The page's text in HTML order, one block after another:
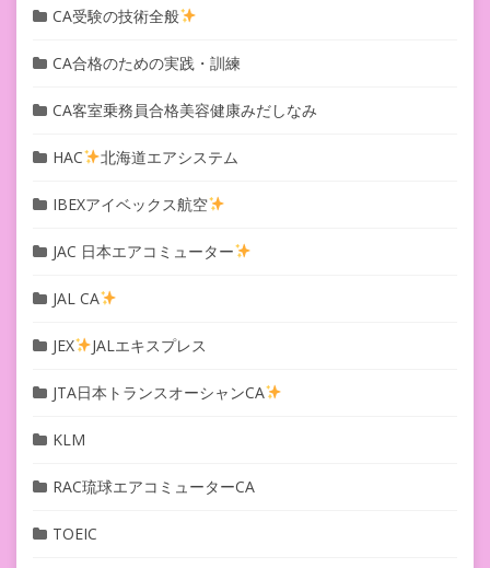
CA受験の技術全般
CA合格のための実践・訓練
CA客室乗務員合格美容健康みだしなみ
HAC 北海道エアシステム
IBEXアイベックス航空
JAC 日本エアコミューター
JAL CA
JEX JALエキスプレス
JTA日本トランスオーシャンCA
KLM
RAC琉球エアコミューターCA
TOEIC